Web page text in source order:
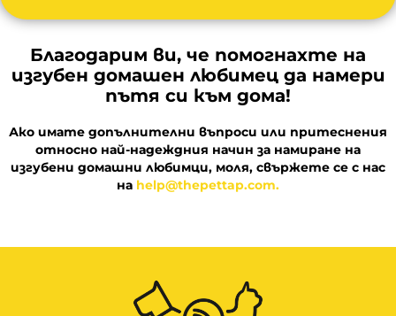
Благодарим ви, че помогнахте на
изгубен домашен любимец да намери
пътя си към дома!
Ако имате допълнителни въпроси или притеснения
относно най-надеждния начин за намиране на
изгубени домашни любимци, моля, свържете се с нас
на help@thepettap.com.